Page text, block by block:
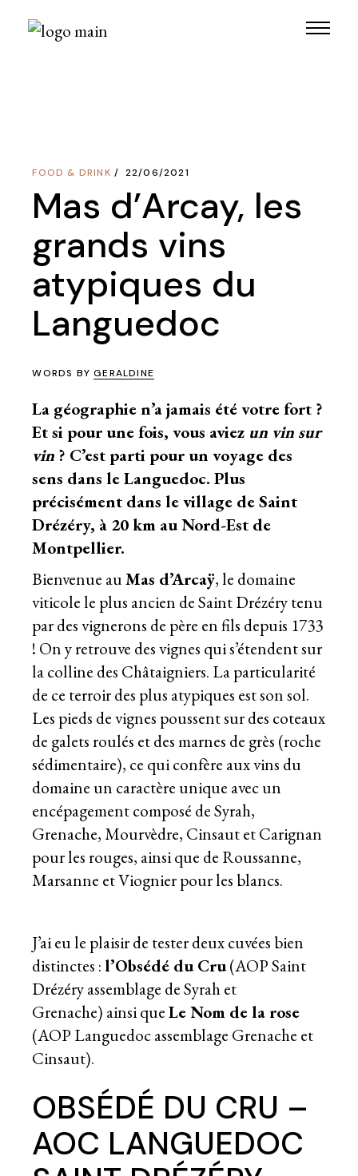
FOOD & DRINK 22/06/2021
Mas d’Arcay, les
grands vins
atypiques du
Languedoc
WORDS BYGERALDINE
La géographie n’a jamais été votre fort ?
Et si pour une fois, vous aviez un vin sur
vin ? C’est parti pour un voyage des
sens dans le Languedoc. Plus
précisément dans le village de Saint
Drézéry, à 20 km au Nord-Est de
Montpellier.
Bienvenue auMas d’Arcaÿ, le domaine
viticole le plus ancien de Saint Drézéry tenu
par des vignerons de père en fils depuis 1733
! On y retrouve des vignes qui s’étendent sur
la colline des Châtaigniers. La particularité
de ce terroir des plus atypiques est son sol.
Les pieds de vignes poussent sur des coteaux
de galets roulés et des marnes de grès (roche
sédimentaire), ce qui confère aux vins du
domaine un caractère unique avec un
encépagement composé de Syrah,
Grenache, Mourvèdre, Cinsaut et Carignan
pour les rouges, ainsi que de Roussanne,
Marsanne et Viognier pour les blancs.
J’ai eu le plaisir de tester deux cuvées bien
distinctes :l’Obsédé du Cru(AOP Saint
Drézéry assemblage de Syrah et
Grenache) ainsi queLe Nom de la rose
(AOP Languedoc assemblage Grenache et
Cinsaut).
OBSÉDÉ DU CRU –
AOC LANGUEDOC